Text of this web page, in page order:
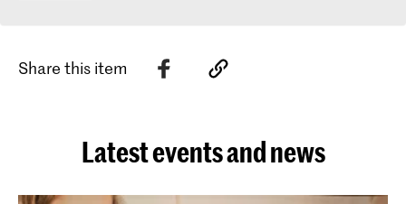
Share this item
Latest events and news